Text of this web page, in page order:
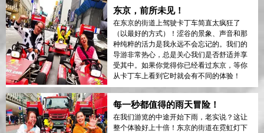
东京，前所未见！
在东京的街道上驾驶卡丁车简直太疯狂了
（以最好的方式）！涩谷的景象、声音和那
种纯粹的活力是我永远不会忘记的。我们的
导游非常热心，总是关心我们是否舒适并享
受其中。如果你觉得你已经看过东京，等你
从卡丁车上看到它时就会有不同的体验！
每一秒都值得的雨天冒险！
在我们游览的中途开始下雨，老实说？这让
整个体验好上十倍！东京的街道在霓虹灯下